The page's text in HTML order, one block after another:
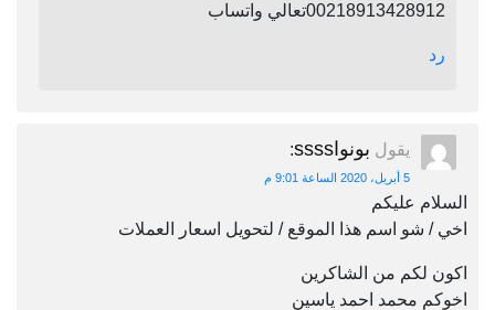
00218913428912تعالي واتساب
رد
يقول بونواssss :
5 أبريل، 2020 الساعة 9:01 م
السلام عليكم
اخي / شو اسم هذا الموقع / لتحويل اسعار العملات
اكون لكم من الشاكرين
اخوكم محمد احمد ياسين